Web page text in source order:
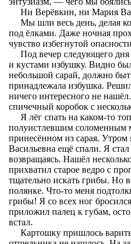
Ни Верёвкин, ни Мария
Мы шли весь день, делая
под ёлками. Даже ночная
чувство избегнутой
Под вечер следующего
и кустами избушку. Видно
небольшой сарай, должно
принадлежала избушка.
ничего интересного не
спичечный коробок с
Я лёг спать на каком-то
полуистлевшим соломенным
принесённом из сарая. Утром
Васильевна ещё спали. Я
возвращаясь. Нашёл
прихватил старое ведро с
тщательно искать грибы. Но
полянке. Что-то меня
грибы! Я со всех ног
приложил палец к губам,
встал.
Картошку пришлось